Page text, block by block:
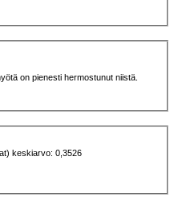
on pienesti hermostunut niistä.
keskiarvo: 0,3526